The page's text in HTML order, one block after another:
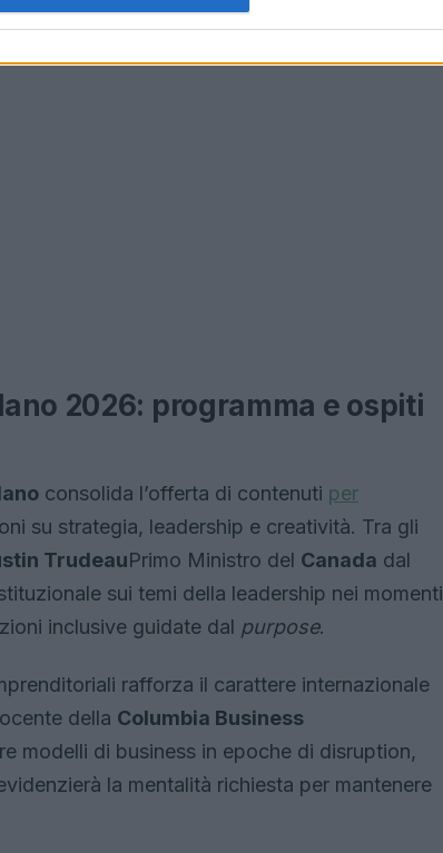
2026: programma e ospiti
consolida l’offerta di contenuti per
su strategia, leadership e creatività. Tra gli
TrudeauPrimo Ministro del Canada dal
sui temi della leadership nei momenti
inclusive guidate dal purpose.
rafforza il carattere internazionale
della Columbia Business
modelli di business in epoche di disruption,
la mentalità richiesta per mantenere